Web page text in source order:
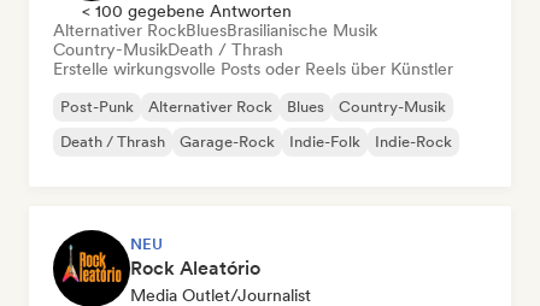
< 100 gegebene Antworten
Alternativer RockBluesBrasilianische Musik
Country-MusikDeath / Thrash
Erstelle wirkungsvolle Posts oder Reels über Künstler
Post-Punk Alternativer Rock Blues
Country-Musik
Death / Thrash
Garage-Rock Indie-Folk Indie-Rock
NEU
Rock Aleatório
Media Outlet/Journalist